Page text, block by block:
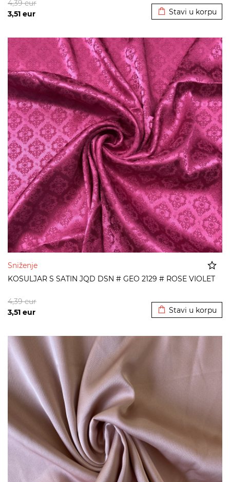
3,51 eur
4,39eur
Stavi u korpu
Sniženje
KOSULJAR S SATIN JQD DSN # GEO 2129 # ROSE VIOLET
3,51 eur
4,39eur
Stavi u korpu